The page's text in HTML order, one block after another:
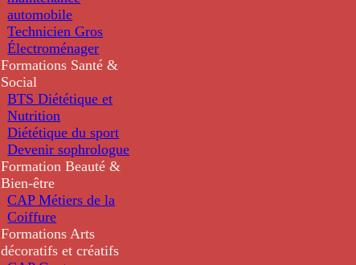
automobile
Technicien Gros
Électroménager
Formations Santé &
Social
BTS Diététique et
Nutrition
Diététique du sport
Devenir sophrologue
Formation Beauté &
Bien-être
CAP Métiers de la
Coiffure
Formations Arts
décoratifs et créatifs